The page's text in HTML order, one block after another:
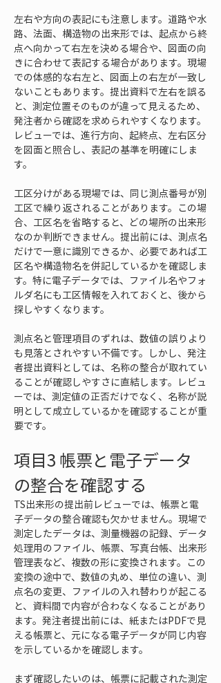
左右や方向の表記にも注意します。道路や水
路、法面、構造物の出来形では、起点から終
点へ向かって右左を決める場合や、図面の向
きに合わせて表記する場合があります。現場
での体感的な右左と、図面上の右左が一致し
ないこともあります。提出資料で左右を誤る
と、測定位置そのものが違って見えるため、
発注者から確認を求められやすくなります。
レビューでは、進行方向、起終点、左右区分
を図面と照合し、表記の基準を明確にしま
す。
工区分けがある現場では、同じ測点番号が別
工区で繰り返されることがあります。この場
合、工区名を省略すると、どの場所の出来形
なのか判断できません。提出前には、測点名
だけで一意に識別できるか、必要であれば工
区名や構造物名を併記しているかを確認しま
す。特に電子データでは、ファイル名やフォ
ルダ名にも工区情報を入れておくと、後から
探しやすくなります。
測点名と管理項目のずれは、数値の誤りより
も見落とされやすい不備です。しかし、発注
者提出資料としては、名称の整合が取れてい
ることが確認しやすさに直結します。レビュ
ーでは、測定値の正否だけでなく、名称が説
明として成立しているかを確認することが重
要です。
項目3 帳票と電子データ
の整合を確認する
TS出来形の提出前レビューでは、帳票と電
子データの整合確認も欠かせません。現場で
測定したデータは、測量機器の記録、データ
処理用のファイル、帳票、写真台帳、出来形
管理表など、複数の形に変換されます。この
変換の途中で、数値の丸め、単位の違い、測
点名の変更、ファイルの入れ替わりが起こる
と、資料間で内容が合わなくなることがあり
ます。発注者提出前には、紙またはPDFで見
える帳票と、元になる電子データが同じ内容
を示しているかを確認します。
まず確認したいのは、帳票に記載された測定